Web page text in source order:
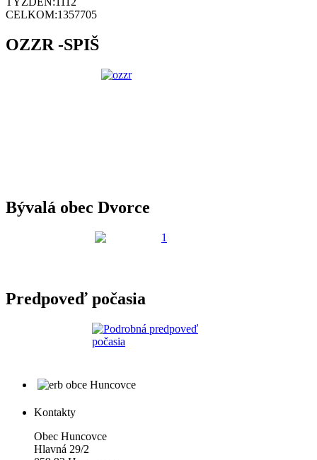
CELKOM:1357705
OZZR -SPIŠ
Bývalá obec Dvorce
Predpoveď počasia
Kontakty
Obec Huncovce
Hlavná 29/2